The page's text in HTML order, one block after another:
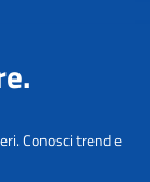
Conosci trend e